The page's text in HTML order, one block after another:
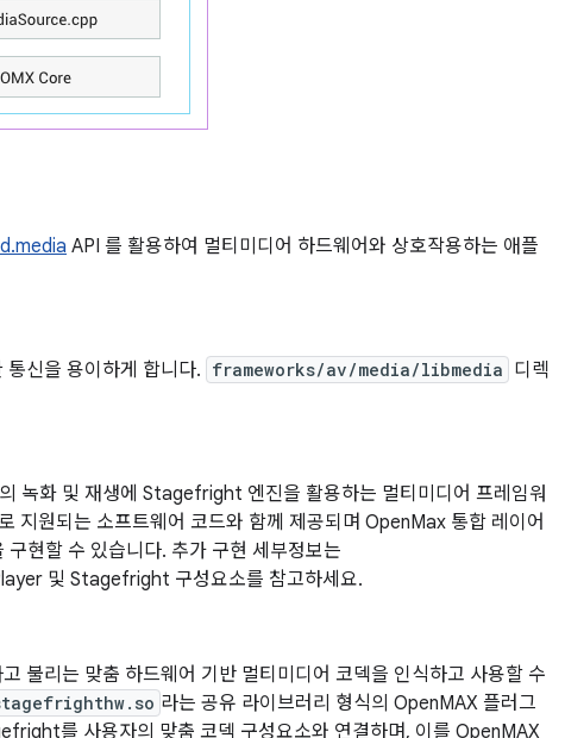
API 를 활용하여 멀티미디어 하드웨어와 상호작용하는 애플
신을 용이하게 합니다. frameworks/av/media/libmedia 디렉
녹화 및 재생에 Stagefright 엔진을 활용하는 멀티미디어 프레임워
지원되는 소프트웨어 코드와 함께 제공되며 OpenMax 통합 레이어
현할 수 있습니다. 추가 구현 세부정보는
및 Stagefright 구성요소를 참고하세요.
불리는 맞춤 하드웨어 기반 멀티미디어 코덱을 인식하고 사용할 수
라는 공유 라이브러리 형식의 OpenMAX 플러그
를 사용자의 맞춤 코덱 구성요소와 연결하며, 이를 OpenMAX